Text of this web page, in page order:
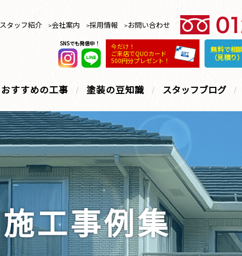
スタッフ紹介 会社案内 採用情報 お問い合わせ
SNSでも発信中！
今だけ！
ご来店でQUOカード
500円分プレゼント！
無料で相
（見積り
おすすめの工事 塗装の豆知識 スタッフブログ
施工事例集